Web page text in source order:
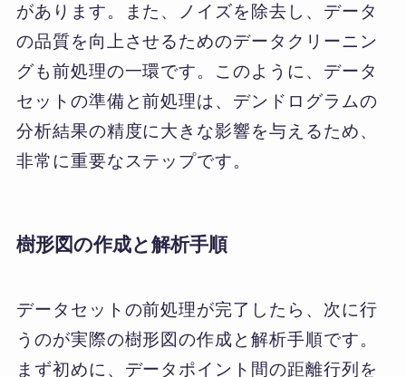
があります。また、ノイズを除去し、データ
の品質を向上させるためのデータクリーニン
グも前処理の一環です。このように、データ
セットの準備と前処理は、デンドログラムの
分析結果の精度に大きな影響を与えるため、
非常に重要なステップです。
樹形図の作成と解析手順
データセットの前処理が完了したら、次に行
うのが実際の樹形図の作成と解析手順です。
まず初めに、データポイント間の距離行列を